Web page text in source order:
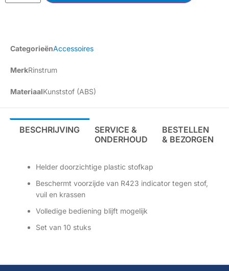
CategorieënAccessoires
MerkRinstrum
MateriaalKunststof (ABS)
BESCHRIJVING
SERVICE &
ONDERHOUD
BESTELLEN
& BEZORGEN
Helder doorzichtige plastic stofkap
Beschermt voorzijde van R423 indicator tegen stof,
vuil en krassen
Volledige bediening blijft mogelijk
Set van 10 stuks